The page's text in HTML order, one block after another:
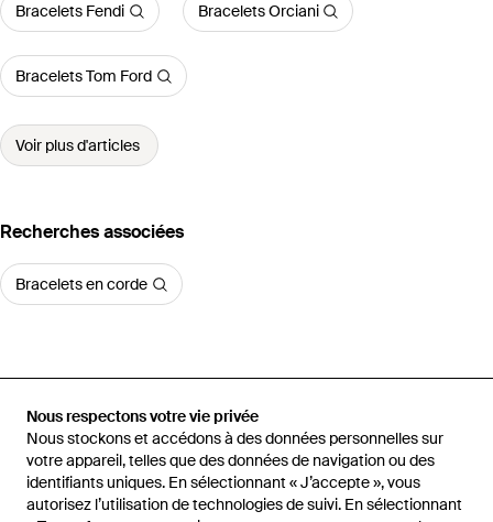
Nous respectons votre vie privée
Nous stockons et accédons à des données personnelles sur
votre appareil, telles que des données de navigation ou des
identifiants uniques. En sélectionnant « J’accepte », vous
autorisez l’utilisation de technologies de suivi. En sélectionnant
Bracelets Fendi Bracelets Orciani
Bracelets Tom Ford
Voir plus d'articles
Recherches associées
Bracelets en corde
Accueil Bracelets homme Bracelets Montblanc
Et Cuir Bleu Avec Fermeture À 3 anneaux